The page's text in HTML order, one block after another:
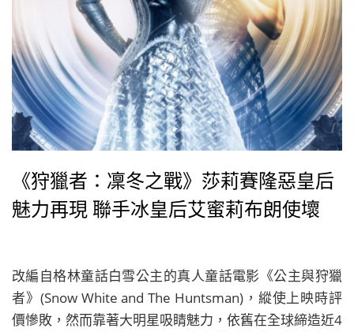
《狩獵者：凜冬之戰》莎莉賽隆惡皇后
魅力再現 聯手冰皇后艾蜜莉布朗使壞
改編自格林童話白雪公主的真人童話電影《公主與狩獵
者》(Snow White and The Huntsman)，縱使上映時評
價慘敗，然而靠著大明星吸睛魅力，依舊在全球締造近4